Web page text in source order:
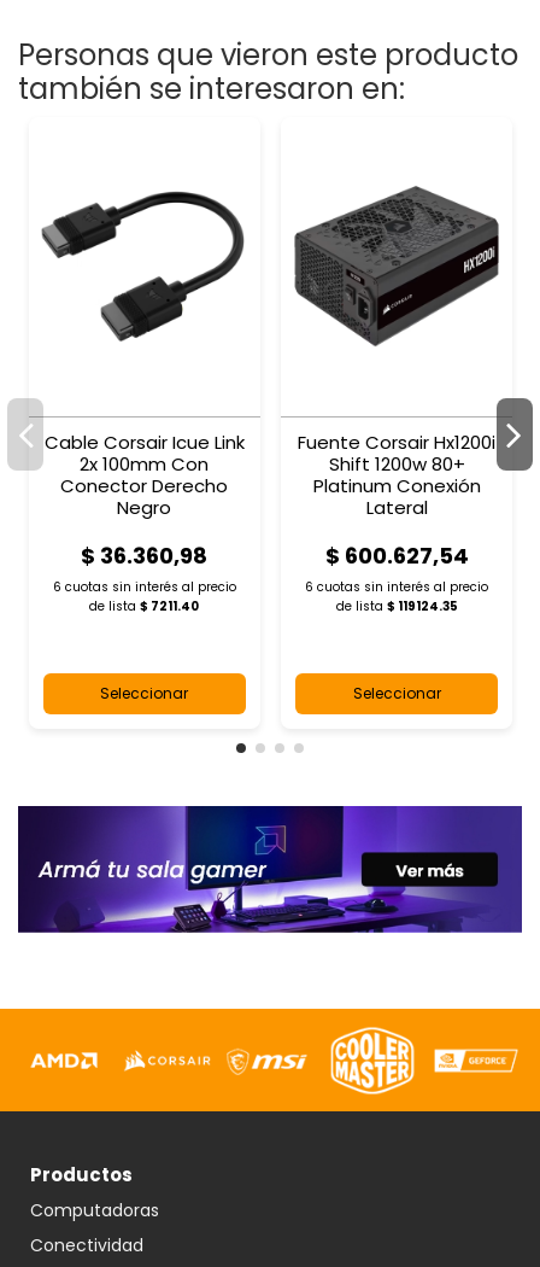
Personas que vieron este producto
también se interesaron en:
Cable Corsair Icue Link
2x 100mm Con
Conector Derecho
Negro
$ 36.360,98
6 cuotas sin interés al precio
de lista$ 7211.40
Seleccionar
Fuente Corsair Hx1200i
Shift 1200w 80+
Platinum Conexión
Lateral
$ 600.627,54
6 cuotas sin interés al precio
de lista $ 119124.35
Seleccionar
Productos
Computadoras
Conectividad